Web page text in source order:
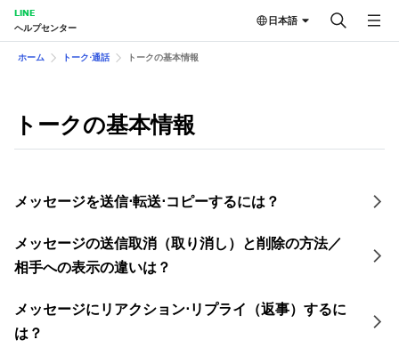
LINE
ヘルプセンター
日本語
ホーム トーク⋅通話 トークの基本情報
トークの基本情報
メッセージを送信⋅転送⋅コピーするには？
メッセージの送信取消（取り消し）と削除の方法／
相手への表示の違いは？
メッセージにリアクション⋅リ プライ（返事）するに
は？